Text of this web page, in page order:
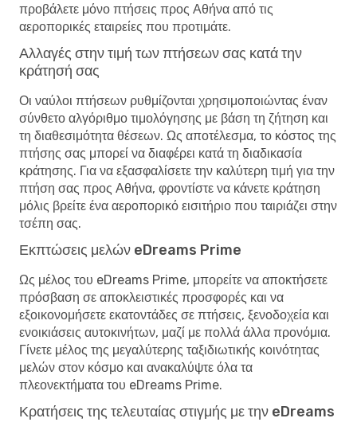
προβάλετε μόνο πτήσεις προς Αθήνα από τις
αεροπορικές εταιρείες που προτιμάτε.
Αλλαγές στην τιμή των πτήσεων σας κατά την
κράτησή σας
Οι ναύλοι πτήσεων ρυθμίζονται χρησιμοποιώντας έναν
σύνθετο αλγόριθμο τιμολόγησης με βάση τη ζήτηση και
τη διαθεσιμότητα θέσεων. Ως αποτέλεσμα, το κόστος της
πτήσης σας μπορεί να διαφέρει κατά τη διαδικασία
κράτησης. Για να εξασφαλίσετε την καλύτερη τιμή για την
πτήση σας προς Αθήνα, φροντίστε να κάνετε κράτηση
μόλις βρείτε ένα αεροπορικό εισιτήριο που ταιριάζει στην
τσέπη σας.
Εκπτώσεις μελών eDreams Prime
Ως μέλος του eDreams Prime, μπορείτε να αποκτήσετε
πρόσβαση σε αποκλειστικές προσφορές και να
εξοικονομήσετε εκατοντάδες σε πτήσεις, ξενοδοχεία και
ενοικιάσεις αυτοκινήτων, μαζί με πολλά άλλα προνόμια.
Γίνετε μέλος της μεγαλύτερης ταξιδιωτικής κοινότητας
μελών στον κόσμο και ανακαλύψτε όλα τα
πλεονεκτήματα του eDreams Prime.
Κρατήσεις της τελευταίας στιγμής με την eDreams